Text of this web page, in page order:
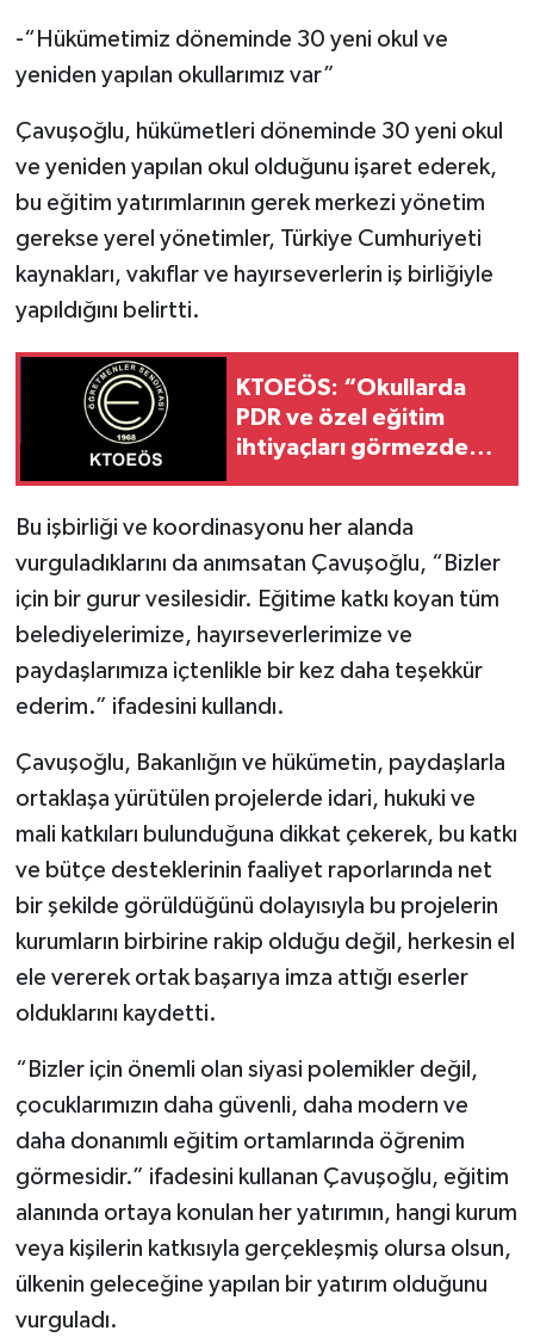
-“Hükümetimiz döneminde 30 yeni okul ve
yeniden yapılan okullarımız var”
Çavuşoğlu, hükümetleri döneminde 30 yeni okul
ve yeniden yapılan okul olduğunu işaret ederek,
bu eğitim yatırımlarının gerek merkezi yönetim
gerekse yerel yönetimler, Türkiye Cumhuriyeti
kaynakları, vakıflar ve hayırseverlerin iş birliğiyle
yapıldığını belirtti.
KTOEÖS: “Okullarda
PDR ve özel eğitim
ihtiyaçları görmezden
Bu işbirliği ve koordinasyonu her alanda
vurguladıklarını da anımsatan Çavuşoğlu, “Bizler
için bir gurur vesilesidir. Eğitime katkı koyan tüm
belediyelerimize, hayırseverlerimize ve
paydaşlarımıza içtenlikle bir kez daha teşekkür
ederim.” ifadesini kullandı.
Çavuşoğlu, Bakanlığın ve hükümetin, paydaşlarla
ortaklaşa yürütülen projelerde idari, hukuki ve
mali katkıları bulunduğuna dikkat çekerek, bu katkı
ve bütçe desteklerinin faaliyet raporlarında net
bir şekilde görüldüğünü dolayısıyla bu projelerin
kurumların birbirine rakip olduğu değil, herkesin el
ele vererek ortak başarıya imza attığı eserler
olduklarını kaydetti.
“Bizler için önemli olan siyasi polemikler değil,
çocuklarımızın daha güvenli, daha modern ve
daha donanımlı eğitim ortamlarında öğrenim
görmesidir.” ifadesini kullanan Çavuşoğlu, eğitim
alanında ortaya konulan her yatırımın, hangi kurum
veya kişilerin katkısıyla gerçekleşmiş olursa olsun,
ülkenin geleceğine yapılan bir yatırım olduğunu
vurguladı.